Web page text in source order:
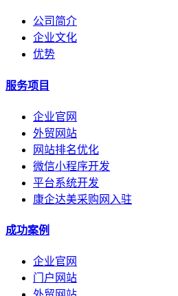
公司简介
企业文化
优势
服务项目
企业官网
外贸网站
网站排名优化
微信小程序开发
平台系统开发
康企达美采购网入驻
成功案例
企业官网
门户网站